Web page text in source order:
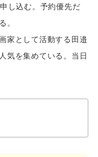
し込む。予約優先だ
。
家として活動する田邉
気を集めている。当日